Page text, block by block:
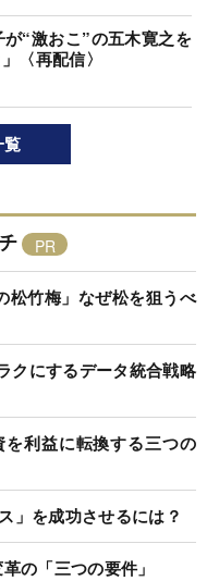
“激おこ”の五木寛之を
〈再配信〉
覧
松竹梅」なぜ松を狙うべ
クにするデータ統合戦略
利益に転換する三つの
」を成功させるには？
の「三つの要件」